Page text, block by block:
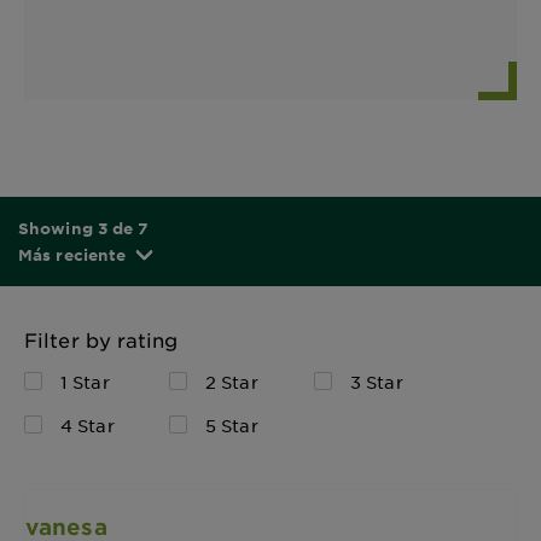
Showing 3 de 7
Más reciente
Filter by rating
1 Star 2 Star
3 Star
4 Star
5 Star
vanesa